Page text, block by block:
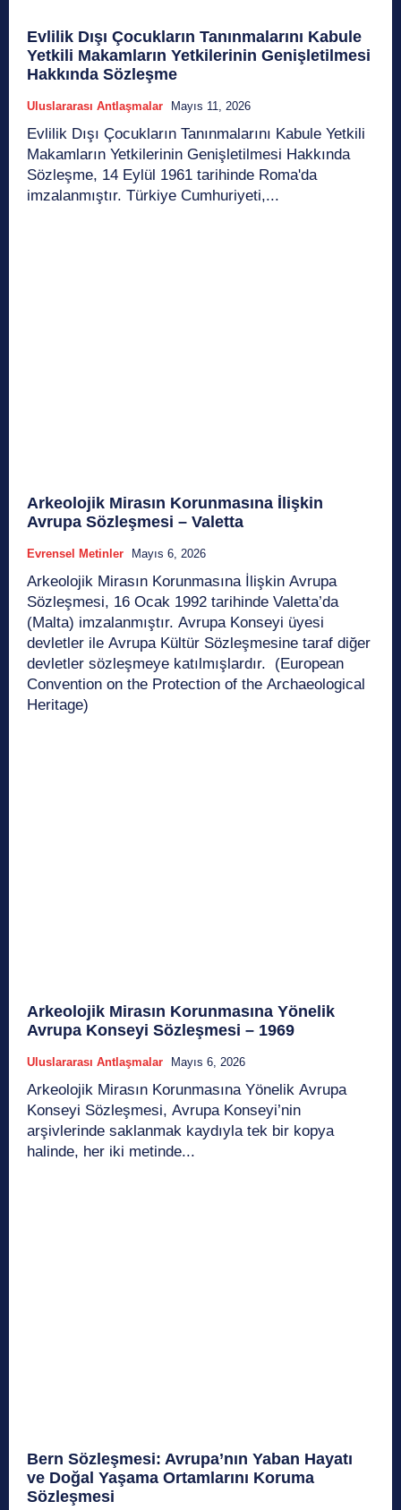
Evlilik Dışı Çocukların Tanınmalarını Kabule
Yetkili Makamların Yetkilerinin Genişletilmesi
Hakkında Sözleşme
Uluslararası Antlaşmalar Mayıs 11, 2026
Evlilik Dışı Çocukların Tanınmalarını Kabule Yetkili
Makamların Yetkilerinin Genişletilmesi Hakkında
Sözleşme, 14 Eylül 1961 tarihinde Roma'da
imzalanmıştır. Türkiye Cumhuriyeti,...
Arkeolojik Mirasın Korunmasına İlişkin
Avrupa Sözleşmesi – Valetta
Evrensel Metinler Mayıs 6, 2026
Arkeolojik Mirasın Korunmasına İlişkin Avrupa
Sözleşmesi, 16 Ocak 1992 tarihinde Valetta’da
(Malta) imzalanmıştır. Avrupa Konseyi üyesi
devletler ile Avrupa Kültür Sözleşmesine taraf diğer
devletler sözleşmeye katılmışlardır. (European
Convention on the Protection of the Archaeological
Heritage)
Arkeolojik Mirasın Korunmasına Yönelik
Avrupa Konseyi Sözleşmesi – 1969
Uluslararası Antlaşmalar Mayıs 6, 2026
Arkeolojik Mirasın Korunmasına Yönelik Avrupa
Konseyi Sözleşmesi, Avrupa Konseyi’nin
arşivlerinde saklanmak kaydıyla tek bir kopya
halinde, her iki metinde...
Bern Sözleşmesi: Avrupa’nın Yaban Hayatı
ve Doğal Yaşama Ortamlarını Koruma
Sözleşmesi